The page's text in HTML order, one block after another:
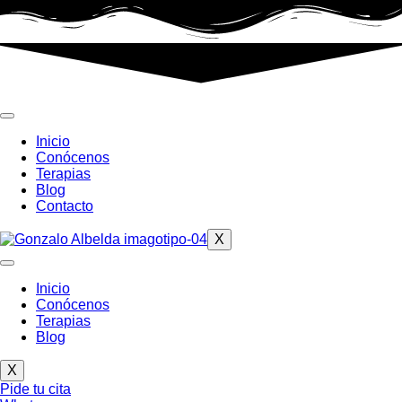
Inicio
Conócenos
Terapias
Blog
Contacto
X
Inicio
Conócenos
Terapias
Blog
X
Pide tu cita